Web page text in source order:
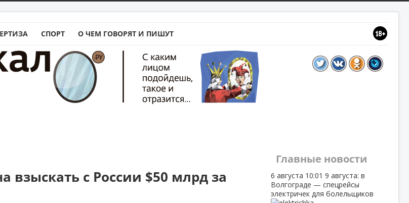
СПОРТ О ЧЕМ ГОВОРЯТ И ПИШУТ
взыскать с России $50 млрд за
Главные новости
6 августа 10:01 9 августа: в
Волгограде — спецрейсы
электричек для болельщиков